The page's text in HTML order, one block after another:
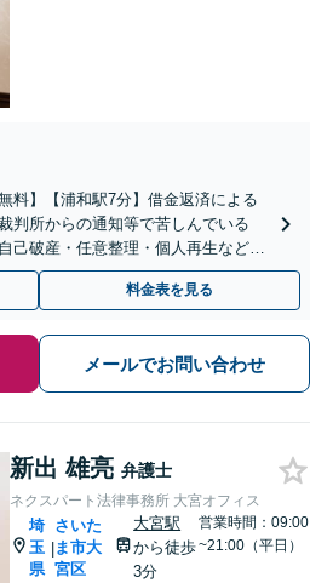
料】【浦和駅7分】借金返済による
判所からの通知等で苦しんでいる
己破産・任意整理・個人再生など、
ます。ぜひご相談下さい。
料金表を見る
メールでお問い合わせ
新出 雄亮 弁護士
ネクスパート法律事務所 大宮オフィス
埼
玉
県
|
さいた
ま市大
宮区
大宮駅
から徒歩
3分
営業時間：09:00
~21:00（平日）